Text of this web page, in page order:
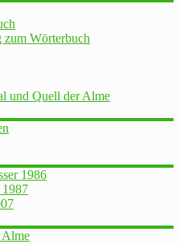
zum Wörterbuch
und Quell der Alme
1986
1987
Alme